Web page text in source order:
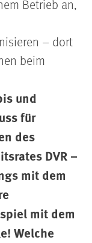
Betrieb an,
– dort
beim
und
für
des
DVR –
mit dem
mit dem
Welche